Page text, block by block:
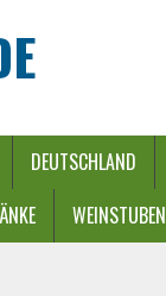
DEUTSCHLAND
WEINSTUBEN